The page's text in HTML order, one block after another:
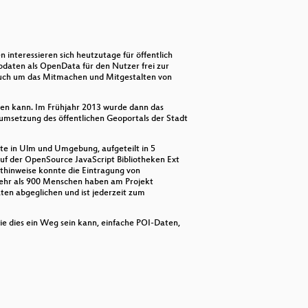
interessieren sich heutzutage für öffentlich
als OpenData für den Nutzer frei zur
um das Mitmachen und Mitgestalten von
kann. Im Frühjahr 2013 wurde dann das
des öffentlichen Geoportals der Stadt
in Ulm und Umgebung, aufgeteilt in 5
der OpenSource JavaScript Bibliotheken Ext
konnte die Eintragung von
als 900 Menschen haben am Projekt
abgeglichen und ist jederzeit zum
dies ein Weg sein kann, einfache POI-Daten,